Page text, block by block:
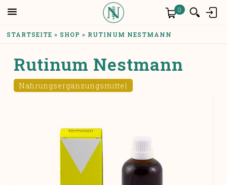
0
Anmelden
YOU ARE HERE
STARTSEITE » SHOP » RUTINUM NESTMANN
Rutinum Nestmann
Nahrungsergänzungsmittel